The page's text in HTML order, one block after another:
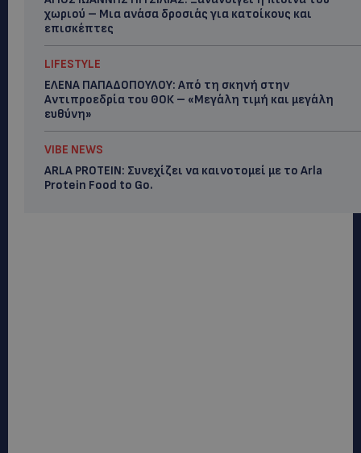
χωριού – Μια ανάσα δροσιάς για κατοίκους και
επισκέπτες
LIFESTYLE
ΕΛΕΝΑ ΠΑΠΑΔΟΠΟΥΛΟΥ: Από τη σκηνή στην
Αντιπροεδρία του ΘΟΚ – «Μεγάλη τιμή και μεγάλη
ευθύνη»
VIBE NEWS
ARLA PROTEIN: Συνεχίζει να καινοτομεί με το Arla
Protein Food to Go.